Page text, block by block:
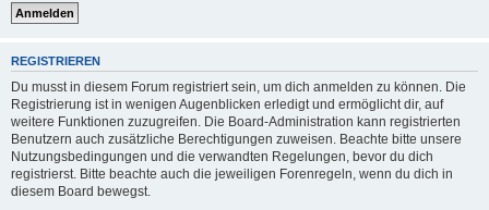
REGISTRIEREN
Du musst in diesem Forum registriert sein, um dich anmelden zu können. Die
Registrierung ist in wenigen Augenblicken erledigt und ermöglicht dir, auf
weitere Funktionen zuzugreifen. Die Board-Administration kann registrierten
Benutzern auch zusätzliche Berechtigungen zuweisen. Beachte bitte unsere
Nutzungsbedingungen und die verwandten Regelungen, bevor du dich
registrierst. Bitte beachte auch die jeweiligen Forenregeln, wenn du dich in
diesem Board bewegst.